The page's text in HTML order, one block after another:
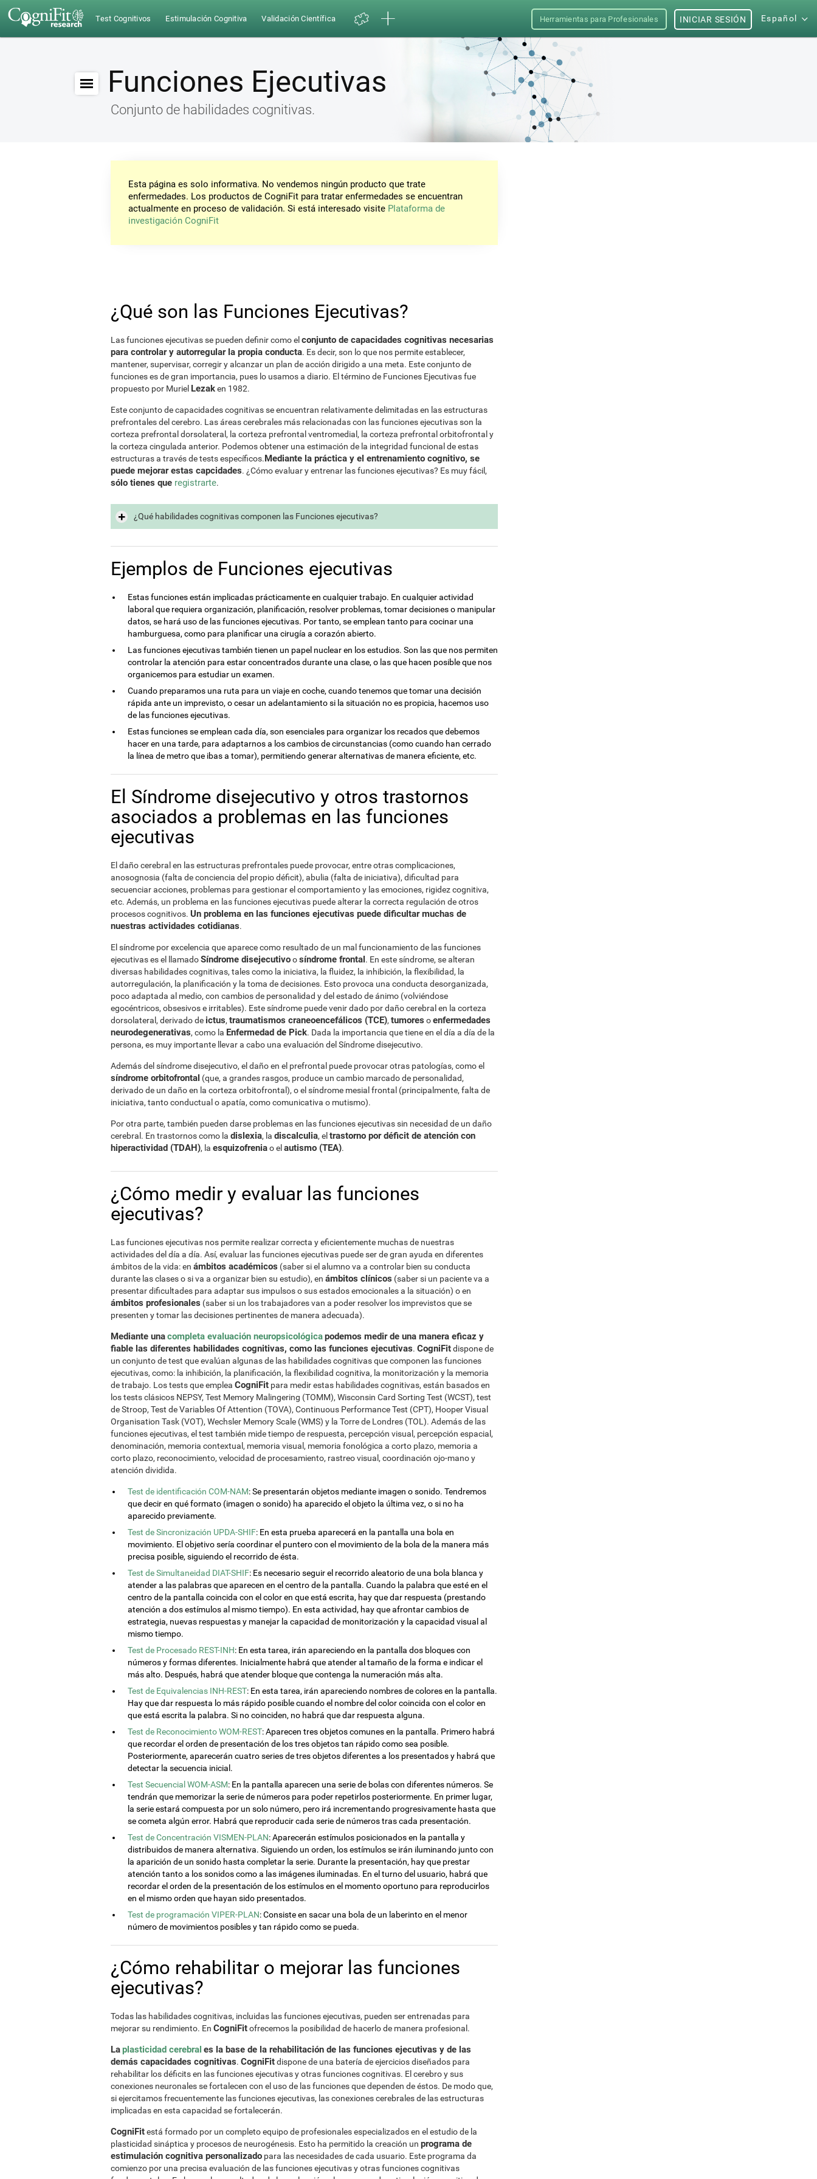
Test Cognitivos Estimulación Cognitiva Validación Científica Herramientas para Profesionales Español
INICIAR SESIÓN
Funciones Ejecutivas
Conjunto de habilidades cognitivas.
Esta página es solo informativa. No vendemos ningún producto que trate
enfermedades. Los productos de CogniFit para tratar enfermedades se encuentran
actualmente en proceso de validación. Si está interesado visite Plataforma de
investigación CogniFit
¿Qué son las Funciones Ejecutivas?
Las funciones ejecutivas se pueden definir como el conjunto de capacidades cognitivas necesarias
para controlar y autorregular la propia conducta. Es decir, son lo que nos permite establecer,
mantener, supervisar, corregir y alcanzar un plan de acción dirigido a una meta. Este conjunto de
funciones es de gran importancia, pues lo usamos a diario. El término de Funciones Ejecutivas fue
propuesto por Muriel Lezaken 1982.
Este conjunto de capacidades cognitivas se encuentran relativamente delimitadas en las estructuras
prefrontales del cerebro. Las áreas cerebrales más relacionadas con las funciones ejecutivas son la
corteza prefrontal dorsolateral, la corteza prefrontal ventromedial, la corteza prefrontal orbitofrontal y
la corteza cingulada anterior. Podemos obtener una estimación de la integridad funcional de estas
estructuras a través de tests específicos.Mediante la práctica y el entrenamiento cognitivo, se
puede mejorar estas capcidades. ¿Cómo evaluar y entrenar las funciones ejecutivas? Es muy fácil,
sólo tienes que registrarte.
¿Qué habilidades cognitivas componen las Funciones ejecutivas?
Ejemplos de Funciones ejecutivas
Estas funciones están implicadas prácticamente en cualquier trabajo. En cualquier actividad
laboral que requiera organización, planificación, resolver problemas, tomar decisiones o manipular
datos, se hará uso de las funciones ejecutivas. Por tanto, se emplean tanto para cocinar una
hamburguesa, como para planificar una cirugía a corazón abierto.
Las funciones ejecutivas también tienen un papel nuclear en los estudios. Son las que nos permiten
controlar la atención para estar concentrados durante una clase, o las que hacen posible que nos
organicemos para estudiar un examen.
Cuando preparamos una ruta para un viaje en coche, cuando tenemos que tomar una decisión
rápida ante un imprevisto, o cesar un adelantamiento si la situación no es propicia, hacemos uso
de las funciones ejecutivas.
Estas funciones se emplean cada día, son esenciales para organizar los recados que debemos
hacer en una tarde, para adaptarnos a los cambios de circunstancias (como cuando han cerrado
la línea de metro que ibas a tomar), permitiendo generar alternativas de manera eficiente, etc.
El Síndrome disejecutivo y otros trastornos
asociados a problemas en las funciones
ejecutivas
El daño cerebral en las estructuras prefrontales puede provocar, entre otras complicaciones,
anosognosia (falta de conciencia del propio déficit), abulia (falta de iniciativa), dificultad para
secuenciar acciones, problemas para gestionar el comportamiento y las emociones, rigidez cognitiva,
etc. Además, un problema en las funciones ejecutivas puede alterar la correcta regulación de otros
procesos cognitivos. Un problema en las funciones ejecutivas puede dificultar muchas de
nuestras actividades cotidianas.
El síndrome por excelencia que aparece como resultado de un mal funcionamiento de las funciones
ejecutivas es el llamadoSíndrome disejecutivoosíndrome frontal. En este síndrome, se alteran
diversas habilidades cognitivas, tales como la iniciativa, la fluidez, la inhibición, la flexibilidad, la
autorregulación, la planificación y la toma de decisiones. Esto provoca una conducta desorganizada,
poco adaptada al medio, con cambios de personalidad y del estado de ánimo (volviéndose
egocéntricos, obsesivos e irritables). Este síndrome puede venir dado por daño cerebral en la corteza
dorsolateral, derivado de ictus, traumatismos craneoencefálicos (TCE), tumores oenfermedades
neurodegenerativas, como la Enfermedad de Pick. Dada la importancia que tiene en el día a día de la
persona, es muy importante llevar a cabo una evaluación del Síndrome disejecutivo.
Además del síndrome disejecutivo, el daño en el prefrontal puede provocar otras patologías, como el
síndrome orbitofrontal (que, a grandes rasgos, produce un cambio marcado de personalidad,
derivado de un daño en la corteza orbitofrontal), o el síndrome mesial frontal (principalmente, falta de
iniciativa, tanto conductual o apatía, como comunicativa o mutismo).
Por otra parte, también pueden darse problemas en las funciones ejecutivas sin necesidad de un daño
cerebral. En trastornos como la dislexia, la discalculia, el trastorno por déficit de atención con
hiperactividad (TDAH), la esquizofreniao el autismo (TEA).
¿Cómo medir y evaluar las funciones
ejecutivas?
Las funciones ejecutivas nos permite realizar correcta y eficientemente muchas de nuestras
actividades del día a día. Así, evaluar las funciones ejecutivas puede ser de gran ayuda en diferentes
ámbitos de la vida: en ámbitos académicos (saber si el alumno va a controlar bien su conducta
durante las clases o si va a organizar bien su estudio), en ámbitos clínicos (saber si un paciente va a
presentar dificultades para adaptar sus impulsos o sus estados emocionales a la situación) o en
ámbitos profesionales (saber si un los trabajadores van a poder resolver los imprevistos que se
presenten y tomar las decisiones pertinentes de manera adecuada).
Mediante unacompleta evaluación neuropsicológicapodemos medir de una manera eficaz y
fiable las diferentes habilidades cognitivas, como las funciones ejecutivas. CogniFitdispone de
un conjunto de test que evalúan algunas de las habilidades cognitivas que componen las funciones
ejecutivas, como: la inhibición, la planificación, la flexibilidad cognitiva, la monitorización y la memoria
de trabajo. Los tests que emplea CogniFit para medir estas habilidades cognitivas, están basados en
los tests clásicos NEPSY, Test Memory Malingering (TOMM), Wisconsin Card Sorting Test (WCST), test
de Stroop, Test de Variables Of Attention (TOVA), Continuous Performance Test (CPT), Hooper Visual
Organisation Task (VOT), Wechsler Memory Scale (WMS) y la Torre de Londres (TOL). Además de las
funciones ejecutivas, el test también mide tiempo de respuesta, percepción visual, percepción espacial,
denominación, memoria contextual, memoria visual, memoria fonológica a corto plazo, memoria a
corto plazo, reconocimiento, velocidad de procesamiento, rastreo visual, coordinación ojo-mano y
atención dividida.
Test de identificación COM-NAM: Se presentarán objetos mediante imagen o sonido. Tendremos
que decir en qué formato (imagen o sonido) ha aparecido el objeto la última vez, o si no ha
aparecido previamente.
Test de Sincronización UPDA-SHIF: En esta prueba aparecerá en la pantalla una bola en
movimiento. El objetivo sería coordinar el puntero con el movimiento de la bola de la manera más
precisa posible, siguiendo el recorrido de ésta.
Test de Simultaneidad DIAT-SHIF: Es necesario seguir el recorrido aleatorio de una bola blanca y
atender a las palabras que aparecen en el centro de la pantalla. Cuando la palabra que esté en el
centro de la pantalla coincida con el color en que está escrita, hay que dar respuesta (prestando
atención a dos estímulos al mismo tiempo). En esta actividad, hay que afrontar cambios de
estrategia, nuevas respuestas y manejar la capacidad de monitorización y la capacidad visual al
mismo tiempo.
Test de Procesado REST-INH: En esta tarea, irán apareciendo en la pantalla dos bloques con
números y formas diferentes. Inicialmente habrá que atender al tamaño de la forma e indicar el
más alto. Después, habrá que atender bloque que contenga la numeración más alta.
Test de Equivalencias INH-REST: En esta tarea, irán apareciendo nombres de colores en la pantalla.
Hay que dar respuesta lo más rápido posible cuando el nombre del color coincida con el color en
que está escrita la palabra. Si no coinciden, no habrá que dar respuesta alguna.
Test de Reconocimiento WOM-REST: Aparecen tres objetos comunes en la pantalla. Primero habrá
que recordar el orden de presentación de los tres objetos tan rápido como sea posible.
Posteriormente, aparecerán cuatro series de tres objetos diferentes a los presentados y habrá que
detectar la secuencia inicial.
Test Secuencial WOM-ASM: En la pantalla aparecen una serie de bolas con diferentes números. Se
tendrán que memorizar la serie de números para poder repetirlos posteriormente. En primer lugar,
la serie estará compuesta por un solo número, pero irá incrementando progresivamente hasta que
se cometa algún error. Habrá que reproducir cada serie de números tras cada presentación.
Test de Concentración VISMEN-PLAN: Aparecerán estímulos posicionados en la pantalla y
distribuidos de manera alternativa. Siguiendo un orden, los estímulos se irán iluminando junto con
la aparición de un sonido hasta completar la serie. Durante la presentación, hay que prestar
atención tanto a los sonidos como a las imágenes iluminadas. En el turno del usuario, habrá que
recordar el orden de la presentación de los estímulos en el momento oportuno para reproducirlos
en el mismo orden que hayan sido presentados.
Test de programación VIPER-PLAN: Consiste en sacar una bola de un laberinto en el menor
número de movimientos posibles y tan rápido como se pueda.
¿Cómo rehabilitar o mejorar las funciones
ejecutivas?
Todas las habilidades cognitivas, incluidas las funciones ejecutivas, pueden ser entrenadas para
mejorar su rendimiento. En CogniFitofrecemos la posibilidad de hacerlo de manera profesional.
Laplasticidad cerebral es la base de la rehabilitación de las funciones ejecutivas y de las
demás capacidades cognitivas. CogniFitdispone de una batería de ejercicios diseñados para
rehabilitar los déficits en las funciones ejecutivas y otras funciones cognitivas. El cerebro y sus
conexiones neuronales se fortalecen con el uso de las funciones que dependen de éstos. De modo que,
si ejercitamos frecuentemente las funciones ejecutivas, las conexiones cerebrales de las estructuras
implicadas en esta capacidad se fortalecerán.
CogniFitestá formado por un completo equipo de profesionales especializados en el estudio de la
plasticidad sináptica y procesos de neurogénesis. Esto ha permitido la creación un programa de
estimulación cognitiva personalizado para las necesidades de cada usuario. Este programa da
comienzo por una precisa evaluación de las funciones ejecutivas y otras funciones cognitivas